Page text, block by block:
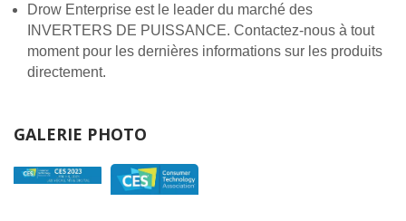
Drow Enterprise est le leader du marché des
INVERTERS DE PUISSANCE. Contactez-nous à tout
moment pour les dernières informations sur les produits
directement.
GALERIE PHOTO